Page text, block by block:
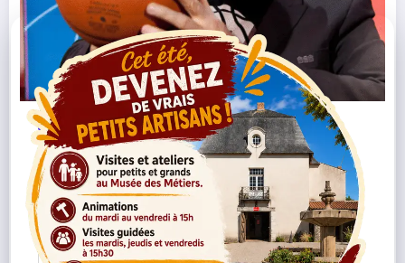
Basket,Équipement Public,George Eddy,
Nantes,Playground Procé,Rénovation,Sport
« Nantes, je compte sur vous » : George
Eddy, voix du basket en France, défend le
terrain de Procé
Lire la suite 13/10/2025